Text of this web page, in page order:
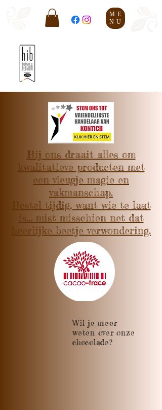
ME
NU
Bij ons draait alles om
kwalitatieve producten met
een vleugje magie en
vakmanschap.
Bestel tijdig, want wie te laat
is… mist misschien net dat
heerlijke beetje verwondering.
Wil je meer
weten over onze
chocolade?